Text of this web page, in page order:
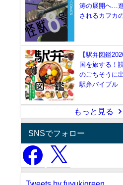
涛の展開へ…
されるカフカ
【駅弁図鑑
国を旅する！
のごちそうに
駅弁バイブル
もっと見る
SNSでフォロー